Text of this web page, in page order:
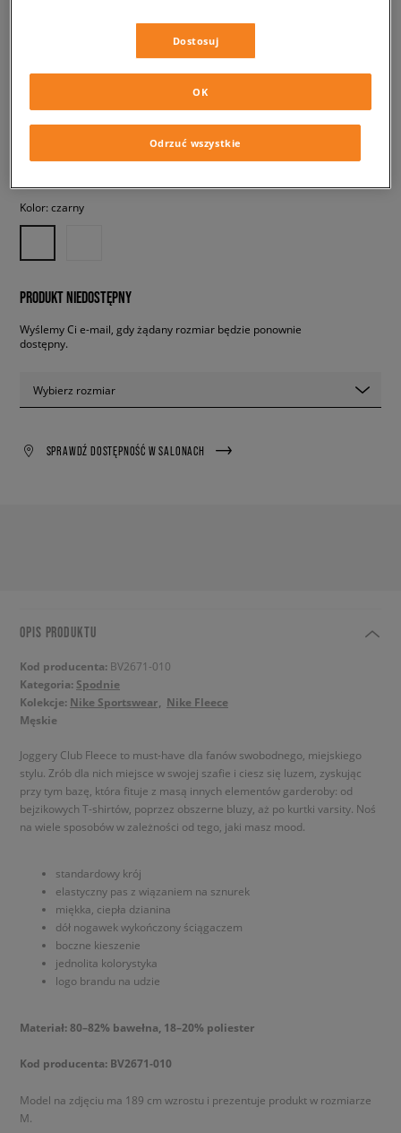
NIKE SPODNIE SPORTSWEAR
239,99 zł z VAT
✛ 240 PKT. WSIZEERCLUB
Kolor: czarny
PRODUKT NIEDOSTĘPNY
Wyślemy Ci e-mail, gdy żądany rozmiar będzie ponownie
dostępny.
Wybierz rozmiar
SPRAWDŹ DOSTĘPNOŚĆ W SALONACH
OPIS PRODUKTU
Kod producenta: BV2671-010
Kategoria: Spodnie
Kolekcje: Nike Sportswear
Nike Fleece
Męskie
Joggery Club Fleece to must-have dla fanów swobodnego, miejskiego
stylu. Zrób dla nich miejsce w swojej szafie i ciesz się luzem, zyskując
przy tym bazę, która fituje z masą innych elementów garderoby: od
bejzikowych T-shirtów, poprzez obszerne bluzy, aż po kurtki varsity. Noś
na wiele sposobów w zależności od tego, jaki masz mood.
standardowy krój
elastyczny pas z wiązaniem na sznurek
miękka, ciepła dzianina
dół nogawek wykończony ściągaczem
boczne kieszenie
jednolita kolorystyka
logo brandu na udzie
Materiał: 80–82% bawełna, 18–20% poliester
Kod producenta: BV2671-010
Model na zdjęciu ma 189 cm wzrostu i prezentuje produkt w rozmiarze
M.
Dostosuj
Odrzuć wszystkie
OK